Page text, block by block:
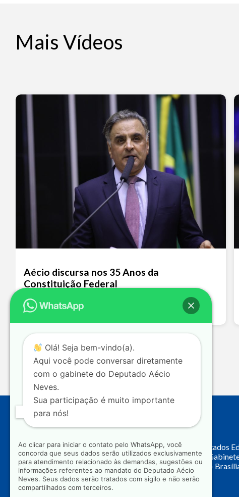
Mais Vídeos
Aécio discursa nos 35 Anos da
Constituição Federal
Leia mais >>
Câmara dos Deputados
Principal, Ala C –
CEP: 70.160-900 –
Olá! Seja bem-vindo(a).
Aqui você pode conversar diretamente
com o gabinete do Deputado Aécio
Neves.
Sua participação é muito importante
para nós!
Ao clicar para iniciar o contato pelo WhatsApp, você
concorda que seus dados serão utilizados exclusivamente
para atendimento relacionado às demandas, sugestões ou
informações referentes ao mandato do Deputado Aécio
Neves. Seus dados serão tratados com sigilo e não serão
compartilhados com terceiros.